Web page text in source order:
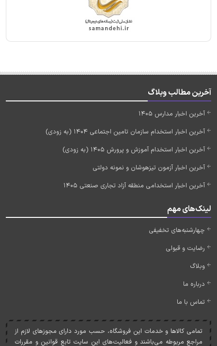
آخرین مطالب وبلاگ
آخرین اخبار مدارس 1405
آخرین اخبار استخدام سازمان تامین اجتماعی 1404 (به زودی)
آخرین اخبار استخدام آموزش و پرورش 1405 (به زودی)
آخرین اخبار آزمون تیزهوشان و نمونه دولتی
آخرین اخبار استخدامی منطقه آزاد تجاری صنعتی 1405
لینک‌های مهم
چهارشنبه‌های تخفیفی
رضایت و قبولی
وبلاگ
درباره ما
تماس با ما
تمامی کالاها و خدمات اين فروشگاه، حسب مورد دارای مجوزهای لازم از
مراجع مربوطه می‌باشند و فعاليت‌های اين سايت تابع قوانين و مقررات